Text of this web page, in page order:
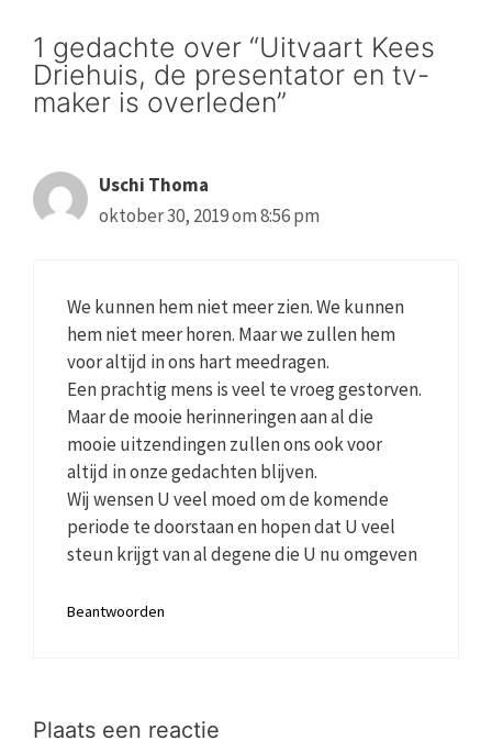
1 gedachte over “Uitvaart Kees
Driehuis, de presentator en tv-
maker is overleden”
Uschi Thoma
oktober 30, 2019 om 8:56 pm
We kunnen hem niet meer zien. We kunnen
hem niet meer horen. Maar we zullen hem
voor altijd in ons hart meedragen.
Een prachtig mens is veel te vroeg gestorven.
Maar de mooie herinneringen aan al die
mooie uitzendingen zullen ons ook voor
altijd in onze gedachten blijven.
Wij wensen U veel moed om de komende
periode te doorstaan en hopen dat U veel
steun krijgt van al degene die U nu omgeven
Beantwoorden
Plaats een reactie